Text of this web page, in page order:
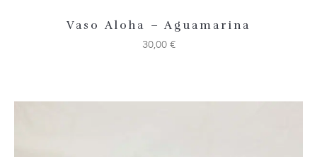
Vaso Aloha – Aguamarina
30,00 €